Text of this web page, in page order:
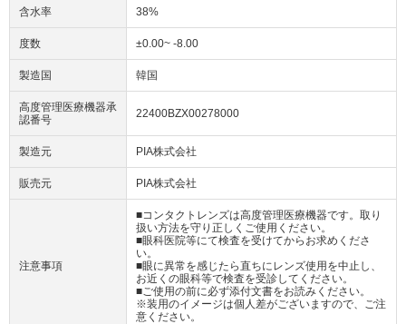
含水率 38%
度数 ±0.00~ -8.00
製造国 韓国
高度管理医療機器承
認番号
22400BZX00278000
製造元 PIA株式会社
販売元 PIA株式会社
注意事項
■コンタクトレンズは高度管理医療機器です。取り
扱い方法を守り正しくご使用ください。
■眼科医院等にて検査を受けてからお求めくださ
い。
■眼に異常を感じたら直ちにレンズ使用を中止し、
お近くの眼科等で検査を受診してください。
■ご使用の前に必ず添付文書をお読みください。
※装用のイメージは個人差がございますので、ご注
意ください。